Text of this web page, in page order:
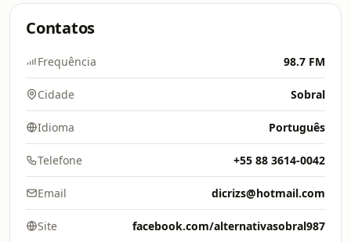
Contatos
Frequência 98.7 FM
Cidade Sobral
Idioma Português
Telefone +55 88 3614-0042
Email dicrizs@hotmail.com
Site facebook.com/alternativasobral987